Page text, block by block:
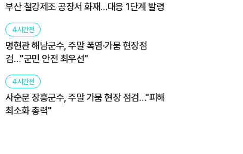
부산 철강제조 공장서 화재…대응 1단계 발령
4시간전
명현관 해남군수, 주말 폭염·가뭄 현장점
검…"군민 안전 최우선"
4시간전
사순문 장흥군수, 주말 가뭄 현장 점검…"피해
최소화 총력"